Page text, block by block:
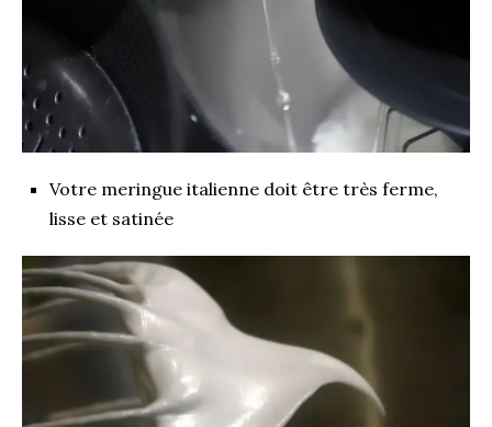
Votre meringue italienne doit être très ferme,
lisse et satinée